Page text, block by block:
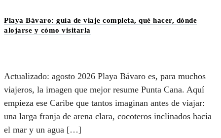
Playa Bávaro: guía de viaje completa, qué hacer, dónde
alojarse y cómo visitarla
Actualizado: agosto 2026 Playa Bávaro es, para muchos
viajeros, la imagen que mejor resume Punta Cana. Aquí
empieza ese Caribe que tantos imaginan antes de viajar:
una larga franja de arena clara, cocoteros inclinados hacia
el mar y un agua […]